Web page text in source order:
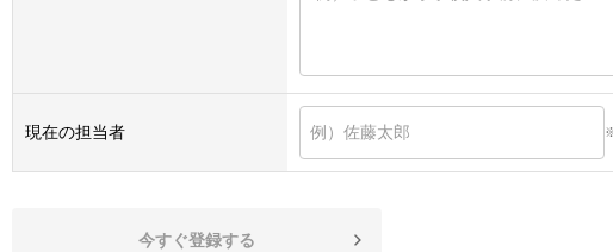
現在の担当者
今すぐ登録する